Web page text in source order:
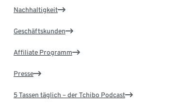
Nachhaltigkeit
Geschäftskunden
Affiliate Programm
Presse
5 Tassen täglich – der Tchibo Podcast